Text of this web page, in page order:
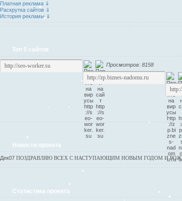
Платная реклама ⇓
Раскрутка сайтов ⇓
История рекламы ⇓
Топ 5 сайтов
Просмотров: 8158
Новости проекта
Дек07 ПОЗДРАВЛЯЮ ВСЕХ С НАСТУПАЮЩИМ НОВЫМ ГОДОМ И
Статистика проекта